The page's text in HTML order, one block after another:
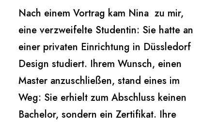
Nach einem Vortrag kam Nina zu mir,
eine verzweifelte Studentin: Sie hatte an
einer privaten Einrichtung in Düssledorf
Design studiert. Ihrem Wunsch, einen
Master anzuschließen, stand eines im
Weg: Sie erhielt zum Abschluss keinen
Bachelor, sondern ein Zertifikat. Ihre